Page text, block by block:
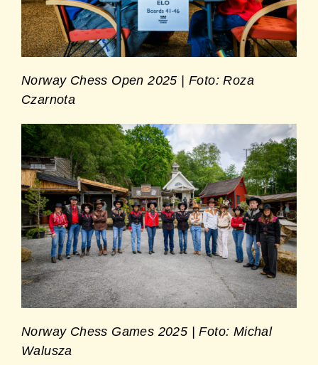
Norway Chess Open 2025 | Foto: Roza
Czarnota
Norway Chess Games 2025 | Foto: Michal
Walusza